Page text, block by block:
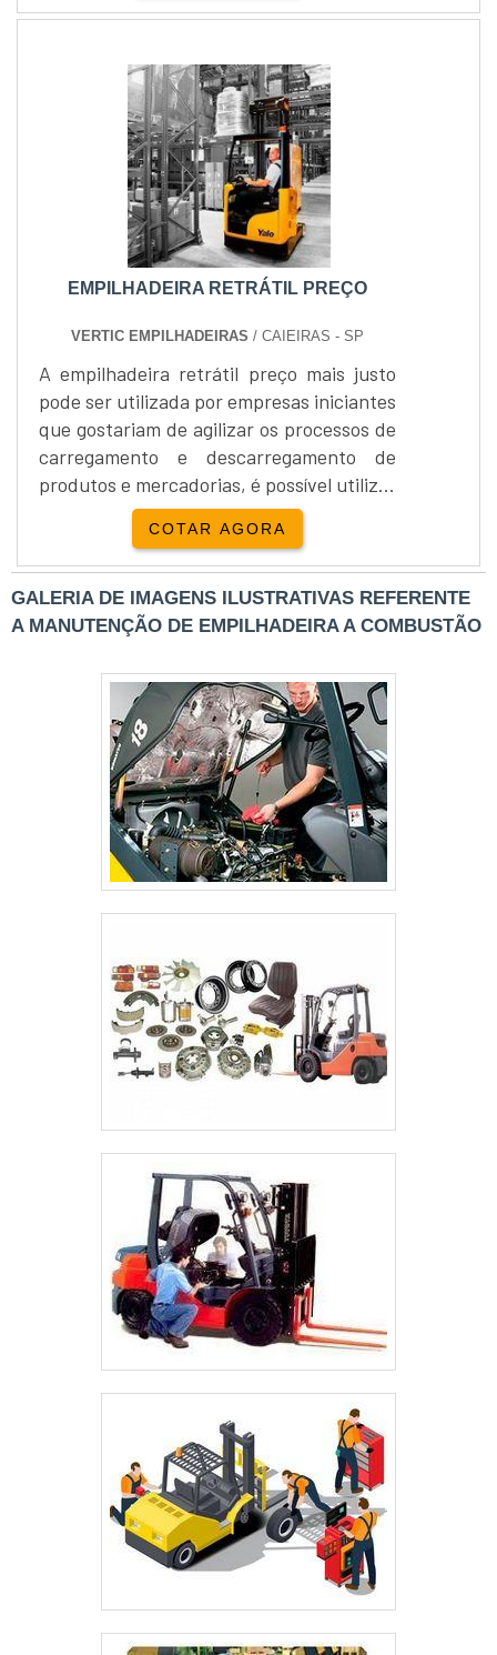
encontra na Empipapa Distribuidor de
são encontrados nas opções manual e
elétrica para atender as mais variadas
aplicações. As empilhadeiras manuais....
EMPILHADEIRA RETRÁTIL PREÇO
VERTIC EMPILHADEIRAS / CAIEIRAS - SP
A empilhadeira retrátil preço mais justo
pode ser utilizada por empresas iniciantes
que gostariam de agilizar os processos de
carregamento e descarregamento de
produtos e mercadorias, é possível utilizar
as empilhadeiras para guardar
corretamente os paletes nas prateleiras e
colunas verticais.As vantagens deste
equipamento A locação ou compra da
empilhadeira é recomendada para
serviços na linha de produção,....
COTAR AGORA
GALERIA DE IMAGENS ILUSTRATIVAS REFERENTE
A MANUTENÇÃO DE EMPILHADEIRA A COMBUSTÃO